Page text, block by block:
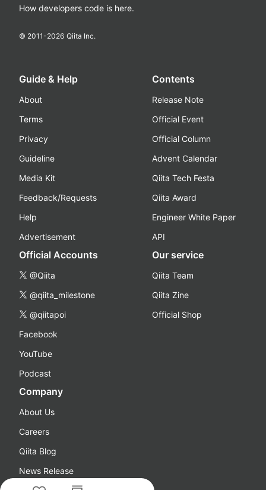
How developers code is here.
© 2011-2026 Qiita Inc.
Guide & Help
About
Terms
Privacy
Guideline
Media Kit
Feedback/Requests
Help
Advertisement
Contents
Release Note
Official Event
Official Column
Advent Calendar
Qiita Tech Festa
Qiita Award
Engineer White Paper
API
Official Accounts
@Qiita
@qiita_milestone
@qiitapoi
Facebook
YouTube
Podcast
Our service
Qiita Team
Qiita Zine
Official Shop
Company
About Us
Careers
Qiita Blog
News Release